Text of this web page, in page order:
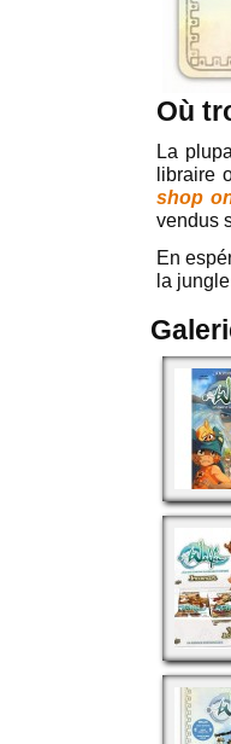
Où
La
libraire
shop
vendus
En
la